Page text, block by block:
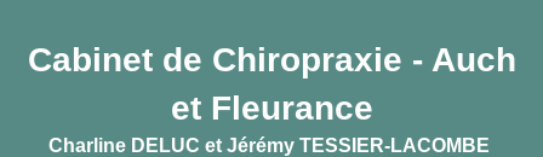
Cabinet de Chiropraxie - Auch
et Fleurance
Charline DELUC et Jérémy TESSIER-LACOMBE